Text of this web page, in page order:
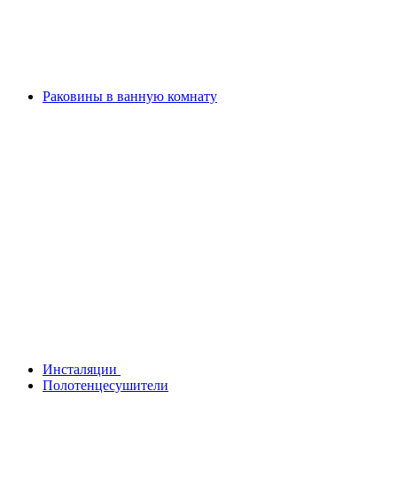
Раковины в ванную комнату
Инсталяции
Полотенцесушители